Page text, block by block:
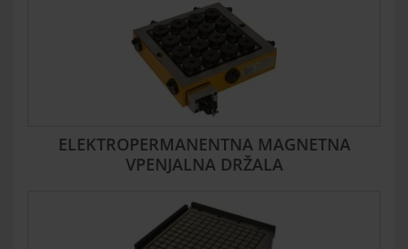
ELEKTROPERMANENTNA MAGNETNA
VPENJALNA DRŽALA